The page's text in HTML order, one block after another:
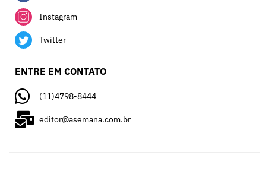
Instagram
Twitter
ENTRE EM CONTATO
(11)4798-8444
editor@asemana.com.br